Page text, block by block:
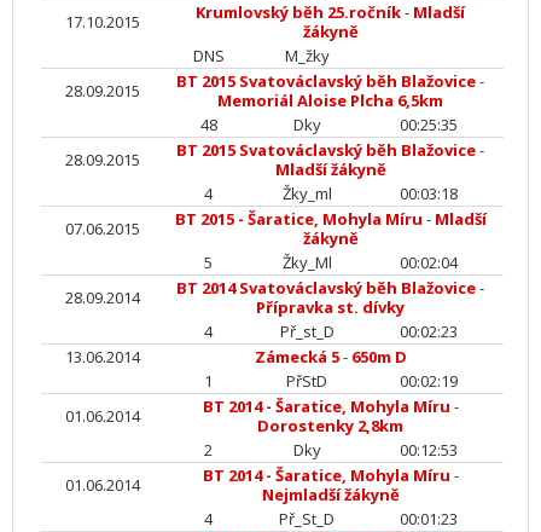
17.10.2015
Krumlovský běh 25.ročník- Mladší
žákyně
DNS
M_žky
28.09.2015
BT 2015 Svatováclavský běh Blažovice-
Memoriál Aloise Plcha 6,5km
48
Dky
00:25:35
28.09.2015
BT 2015 Svatováclavský běh Blažovice-
Mladší žákyně
4
Žky_ml
00:03:18
07.06.2015
BT 2015 - Šaratice, Mohyla Míru - Mladší
žákyně
5
Žky_Ml
00:02:04
28.09.2014
BT 2014 Svatováclavský běh Blažovice-
Přípravka st. dívky
4
Př_st_D
00:02:23
13.06.2014
Zámecká 5- 650m D
1
PřStD
00:02:19
01.06.2014
BT 2014 - Šaratice, Mohyla Míru -
Dorostenky 2,8km
2
Dky
00:12:53
01.06.2014
BT 2014 - Šaratice, Mohyla Míru -
Nejmladší žákyně
4
Př_St_D
00:01:23